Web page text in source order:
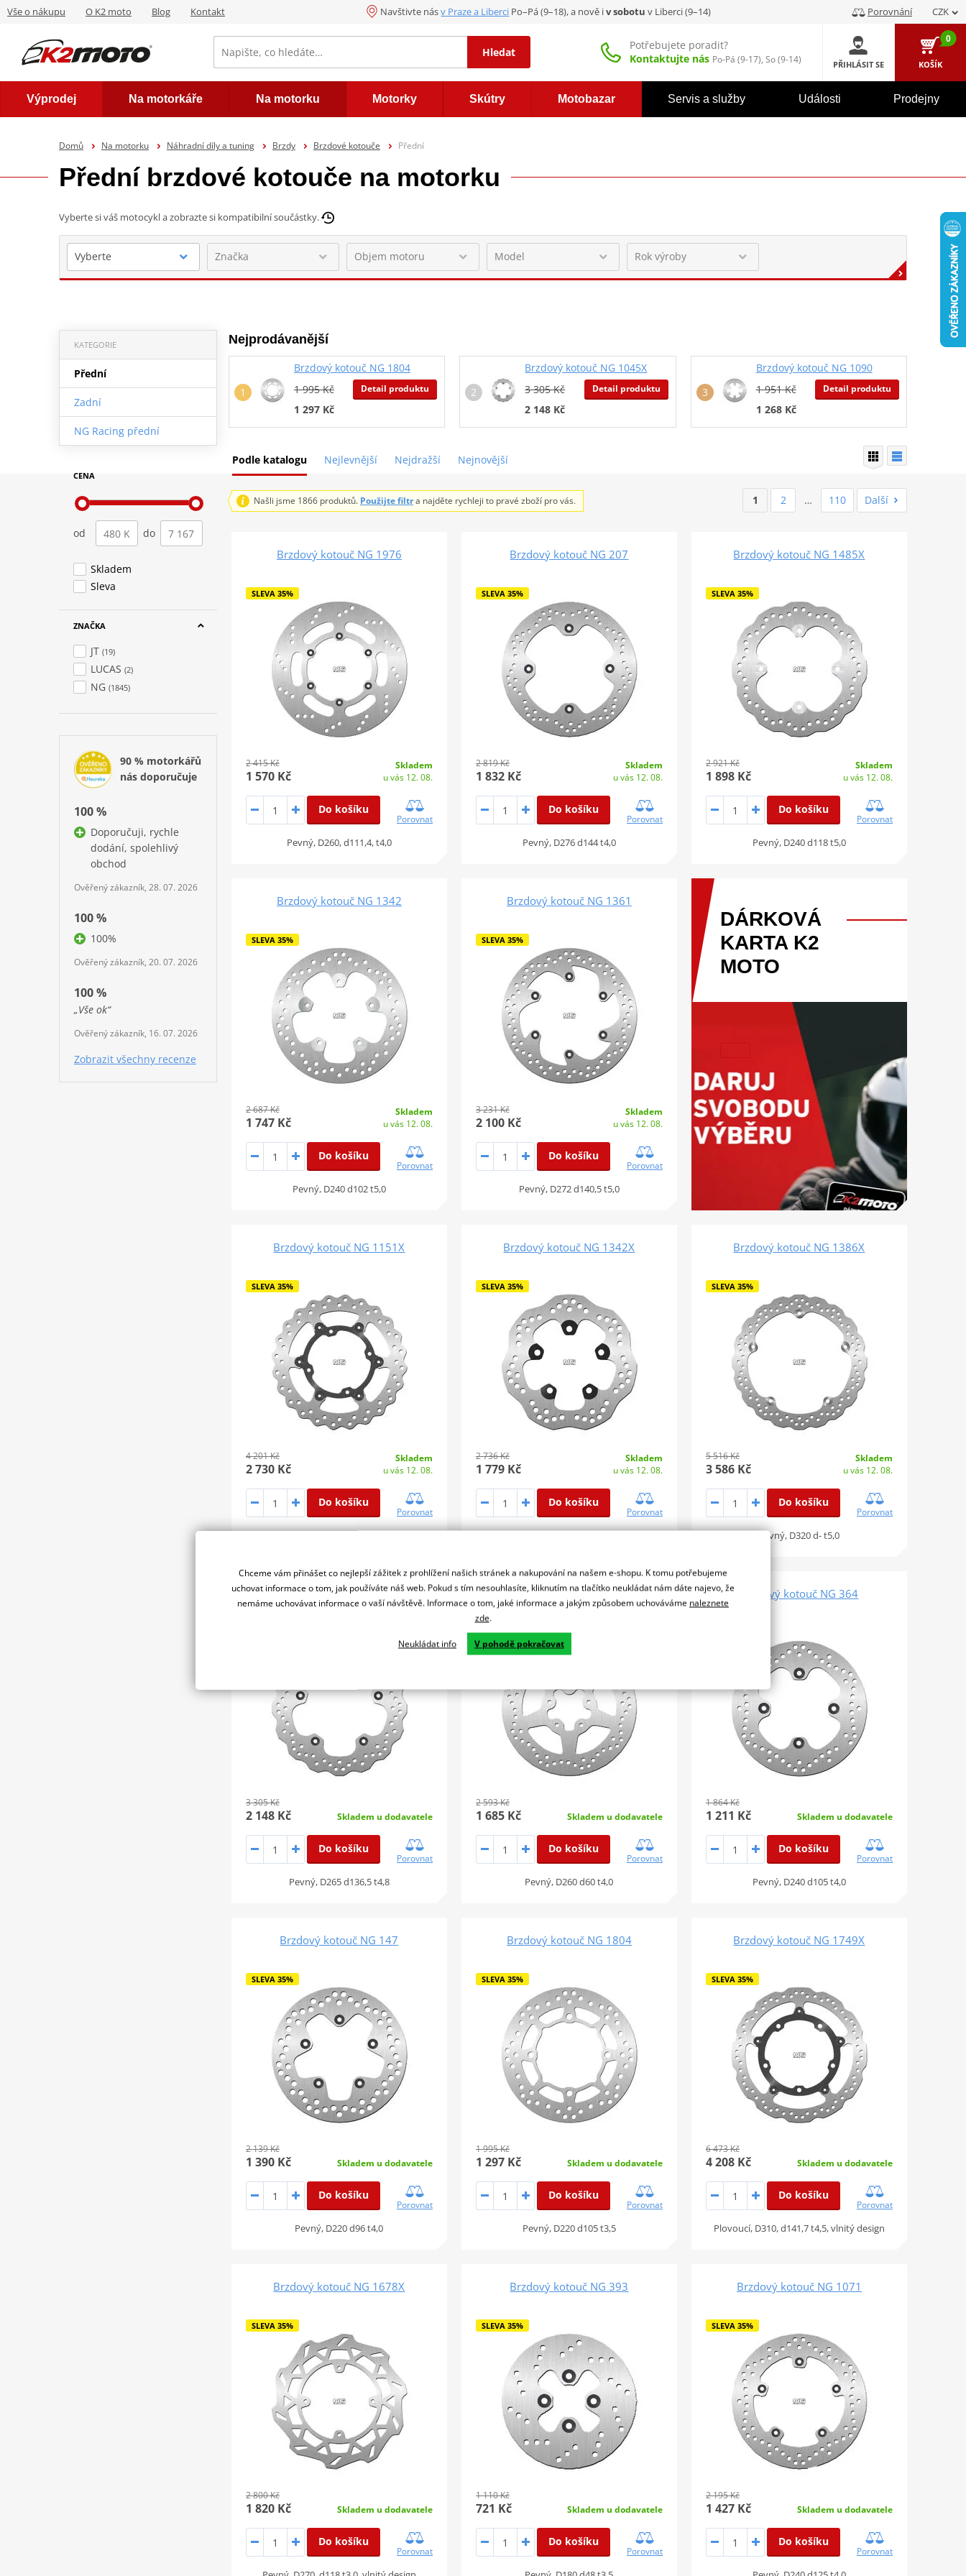
Vše o nákupu O K2 moto Blog Kontakt Navštivte násv Praze a Liberci Po–Pá (9–18), a nově iv sobotu v Liberci (9–14) Porovnání CZK
Hledat
Potřebujete poradit?
Kontaktujte nás Po-Pá (9-17), So (9-14) PŘIHLÁSIT SE
0
KOŠÍK
Výprodej Na motorkáře Na motorku Motorky Skútry Motobazar Servis a služby Události Prodejny
Domů Na motorku Náhradní díly a tuning Brzdy Brzdové kotouče Přední
Přední brzdové kotouče na motorku
Vyberte si váš motocykl a zobrazte si kompatibilní součástky.
Nejprodávanější
Brzdový kotouč NG 1804
1 995 Kč
1 297 Kč
Detail produktu
Brzdový kotouč NG 1045X
3 305 Kč
2 148 Kč
Detail produktu
Brzdový kotouč NG 1090
1 951 Kč
1 268 Kč
Detail produktu
Podle katalogu Nejlevnější Nejdražší Nejnovější
KATEGORIE
Přední
Zadní
NG Racing přední
CENA
od do
Skladem
Sleva
ZNAČKA
JT (19)
LUCAS (2)
NG (1845)
90 % motorkářů
nás doporučuje
100 %
Doporučuji, rychle
dodání, spolehlivý
obchod
Ověřený zákazník, 28. 07. 2026
100 %
100%
Ověřený zákazník, 20. 07. 2026
100 %
„Vše ok“
Ověřený zákazník, 16. 07. 2026
Zobrazit všechny recenze
1 2 … 110 Další
Našli jsme 1866 produktů. Použijte filtra najděte rychleji to pravé zboží pro vás.
Brzdový kotouč NG 1976
SLEVA 35%
2 415 Kč
1 570 Kč
Skladem
u vás 12. 08.
Do košíku
Porovnat
Pevný, D260, d111,4, t4,0
Brzdový kotouč NG 207
SLEVA 35%
2 819 Kč
1 832 Kč
Skladem
u vás 12. 08.
Do košíku
Porovnat
Pevný, D276 d144 t4,0
Brzdový kotouč NG 1485X
SLEVA 35%
2 921 Kč
1 898 Kč
Skladem
u vás 12. 08.
Do košíku
Porovnat
Pevný, D240 d118 t5,0
Brzdový kotouč NG 1342
SLEVA 35%
2 687 Kč
1 747 Kč
Skladem
u vás 12. 08.
Do košíku
Porovnat
Pevný, D240 d102 t5,0
Brzdový kotouč NG 1361
SLEVA 35%
3 231 Kč
2 100 Kč
Skladem
u vás 12. 08.
Do košíku
Porovnat
Pevný, D272 d140,5 t5,0
DÁRKOVÁ
KARTA K2
MOTO
Brzdový kotouč NG 1151X
SLEVA 35%
4 201 Kč
2 730 Kč
Skladem
u vás 12. 08.
Do košíku
Porovnat
Plovoucí, D270 d109 t3,0
Brzdový kotouč NG 1342X
SLEVA 35%
2 736 Kč
1 779 Kč
Skladem
u vás 12. 08.
Do košíku
Porovnat
Pevný, D240 d102 t5,0
Brzdový kotouč NG 1386X
SLEVA 35%
5 516 Kč
3 586 Kč
Skladem
u vás 12. 08.
Do košíku
Porovnat
Pevný, D320 d- t5,0
Brzdový kotouč NG 1045X
3 305 Kč
2 148 Kč Skladem u dodavatele
Do košíku
Porovnat
Pevný, D265 d136,5 t4,8
Brzdový kotouč NG 292
SLEVA 35%
2 593 Kč
1 685 Kč Skladem u dodavatele
Do košíku
Porovnat
Pevný, D260 d60 t4,0
Brzdový kotouč NG 364
1 864 Kč
1 211 Kč Skladem u dodavatele
Do košíku
Porovnat
Pevný, D240 d105 t4,0
Brzdový kotouč NG 147
SLEVA 35%
2 139 Kč
1 390 Kč Skladem u dodavatele
Do košíku
Porovnat
Pevný, D220 d96 t4,0
Brzdový kotouč NG 1804
SLEVA 35%
1 995 Kč
1 297 Kč Skladem u dodavatele
Do košíku
Porovnat
Pevný, D220 d105 t3,5
Brzdový kotouč NG 1749X
SLEVA 35%
6 473 Kč
4 208 Kč Skladem u dodavatele
Do košíku
Porovnat
Plovoucí, D310, d141,7 t4,5, vlnitý design
Brzdový kotouč NG 1678X
SLEVA 35%
2 800 Kč
1 820 Kč Skladem u dodavatele
Do košíku
Porovnat
Brzdový kotouč NG 393
SLEVA 35%
1 110 Kč
721 Kč Skladem u dodavatele
Do košíku
Porovnat
Brzdový kotouč NG 1071
SLEVA 35%
2 195 Kč
1 427 Kč Skladem u dodavatele
Do košíku
Porovnat
Chceme vám přinášet co nejlepší zážitek z prohlížení našich stránek a nakupování na našem e-shopu. K tomu potřebujeme
uchovat informace o tom, jak používáte náš web. Pokud s tím nesouhlasíte, kliknutím na tlačítko neukládat nám dáte najevo, že
nemáme uchovávat informace o vaší návštěvě. Informace o tom, jaké informace a jakým způsobem uchováváme naleznete
zde.
Neukládat info V pohodě pokračovat